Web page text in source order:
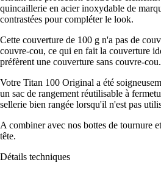
quincaillerie en acier inoxydable de
contrastées pour compléter le look.
Cette couverture de 100 g n'a pas de
couvre-cou, ce qui en fait la couverture
préfèrent une couverture sans couvre-cou.
Votre Titan 100 Original a été
un sac de rangement réutilisable à
sellerie bien rangée lorsqu'il n'est pas
A combiner avec nos bottes de tournure
tête.
Détails techniques